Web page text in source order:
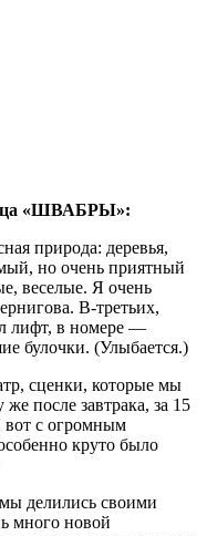
«ШВАБРЫ»:
природа: деревья,
но очень приятный
веселые. Я очень
В-третьих,
лифт, в номере —
булочки. (Улыбается.)
сценки, которые мы
после завтрака, за 15
вот с огромным
круто было
делились своими
много новой